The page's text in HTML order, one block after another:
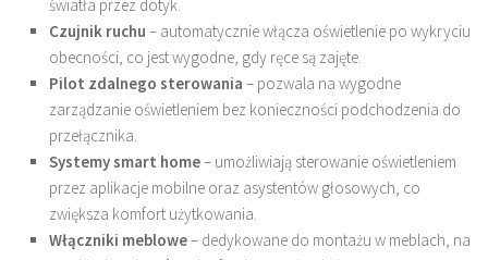
światła przez dotyk.
Czujnik ruchu – automatycznie włącza oświetlenie po wykryciu
obecności, co jest wygodne, gdy ręce są zajęte.
Pilot zdalnego sterowania – pozwala na wygodne
zarządzanie oświetleniem bez konieczności podchodzenia do
przełącznika.
Systemy smart home– umożliwiają sterowanie oświetleniem
przez aplikacje mobilne oraz asystentów głosowych, co
zwiększa komfort użytkowania.
Włączniki meblowe– dedykowane do montażu w meblach, na